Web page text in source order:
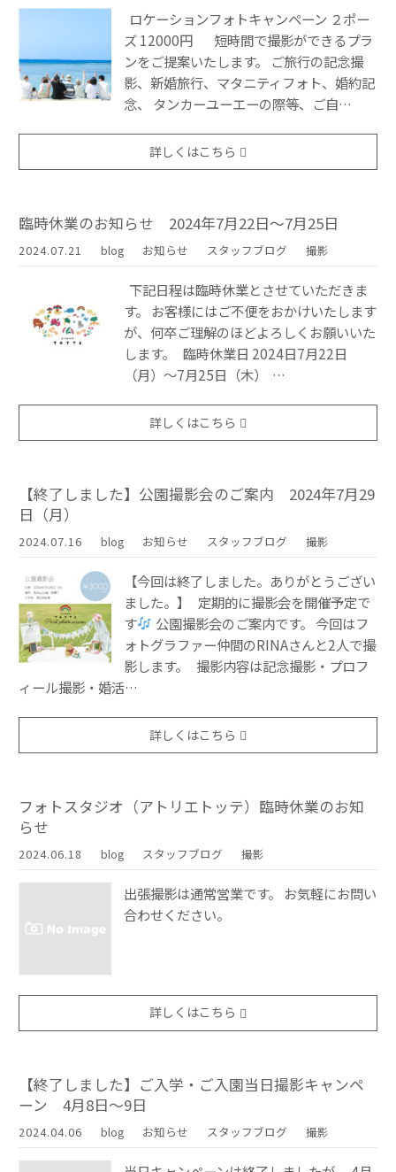
ロケーションフォトキャンペーン ２ポー
ズ 12000円 短時間で撮影ができるプラ
ンをご提案いたします。 ご旅行の記念撮
影、新婚旅行、マタニティフォト、婚約記
念、 タンカーユーエーの際等、ご自…
詳しくはこちら
臨時休業のお知らせ 2024年7月22日〜7月25日
2024.07.21 blog お知らせ スタッフブログ 撮影
下記日程は臨時休業とさせていただきま
す。 お客様にはご不便をおかけいたします
が、何卒ご理解のほどよろしくお願いいた
します。 臨時休業日 2024日7月22日
（月）〜7月25日（木） …
詳しくはこちら
【終了しました】公園撮影会のご案内 2024年7月29
日（月）
2024.07.16 blog お知らせ スタッフブログ 撮影
【今回は終了しました。ありがとうござい
ました。】 定期的に撮影会を開催予定で
す
公園撮影会のご案内です。 今回はフ
ォトグラファー仲間のRINAさんと2人で撮
影します。 撮影内容は記念撮影・プロフ
ィール撮影・婚活…
詳しくはこちら
フォトスタジオ（アトリエトッテ）臨時休業のお知
らせ
2024.06.18 blog スタッフブログ 撮影
出張撮影は通常営業です。 お気軽にお問い
合わせください。
詳しくはこちら
【終了しました】ご入学・ご入園当日撮影キャンペ
ーン 4月8日〜9日
2024.04.06 blog お知らせ スタッフブログ 撮影